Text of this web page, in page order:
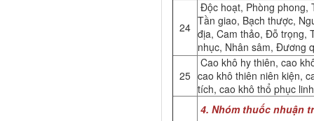
24
Độc hoạt, Phòng phong,
Tần giao, Bạch thược,
địa, Cam thảo, Đỗ trọng,
nhục, Nhân sâm, Đương
25
Cao khô hy thiên, cao
cao khô thiên niên kiện,
tích, cao khô thổ phục
4. Nhóm thuốc nhuận